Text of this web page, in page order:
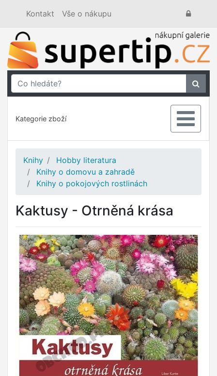
Kontakt Vše o nákupu
Kategorie zboží
Knihy
Hobby literatura
Knihy o domovu a zahradě
Knihy o pokojových rostlinách
Kaktusy - Otrněná krása